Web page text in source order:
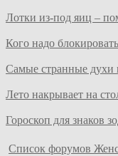
Лотки из-под яиц –
Кого надо
Самые странные духи
Лето накрывает на
Гороскоп для знаков
Список форумов